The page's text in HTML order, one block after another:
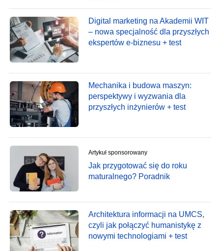
Digital marketing na Akademii WIT
– nowa specjalność dla przyszłych
ekspertów e-biznesu + test
Mechanika i budowa maszyn:
perspektywy i wyzwania dla
przyszłych inżynierów + test
Artykuł sponsorowany
Jak przygotować się do roku
maturalnego? Poradnik
Architektura informacji na UMCS,
czyli jak połączyć humanistykę z
nowymi technologiami + test